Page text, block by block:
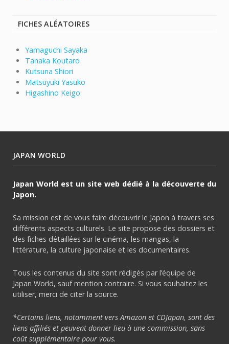
FICHES ALÉATOIRES
Yamaguchi Sayaka
Tanaka Koutaro
Kutsuna Shiori
Matsuyuki Yasuko
Higashino Keigo
JAPAN WORLD
Japan World est un site web dédié à la découverte du
Japon.
Sa mission est de vous faire découvrir le Japon à travers ses
différents aspects culturels. Le site propose des dossiers et
des fiches détaillées sur le cinéma, les mangas, la
littérature, la culture japonaise et les documentaires.
Tous les contenus du site sont rédigés par l’équipe de
Japan World, sauf mention contraire. Si vous souhaitez les
utiliser, merci de citer la source.
*Certains liens, notamment vers Amazon et CDJapan, sont des
liens affiliés et peuvent donner lieu à une commission, sans
coût supplémentaire pour vous.